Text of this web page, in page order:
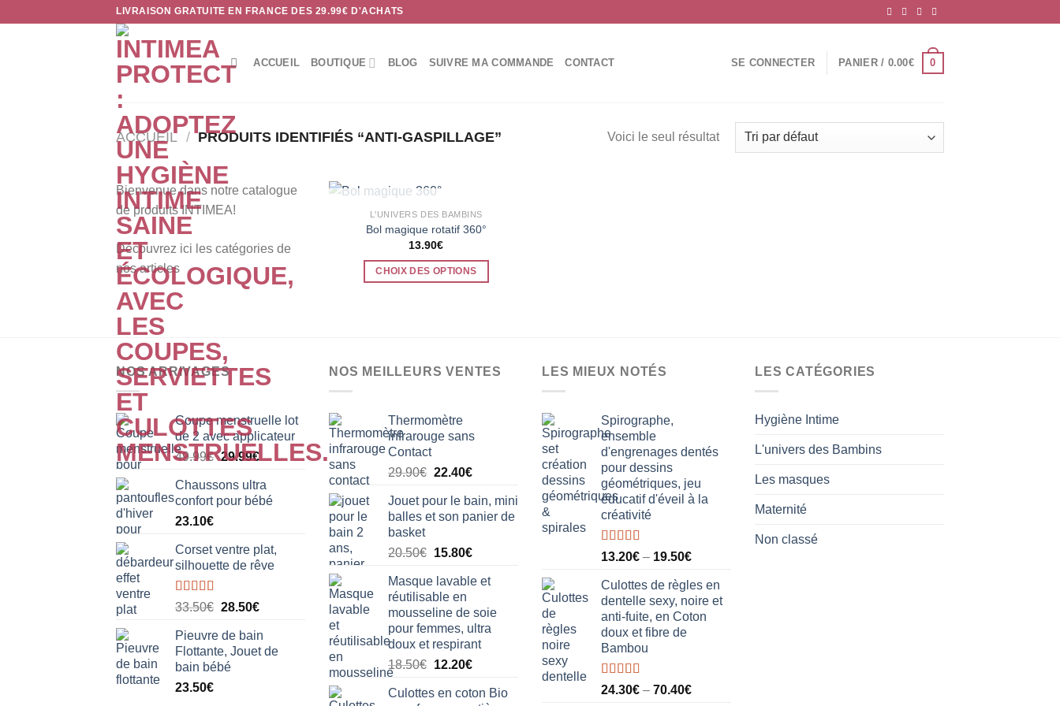
LIVRAISON GRATUITE EN FRANCE DES 29.99€ D'ACHATS
ACCUEIL BOUTIQUE BLOG SUIVRE MA COMMANDE CONTACT SE CONNECTER PANIER / 0.00€ 0
ACCUEIL / PRODUITS IDENTIFIÉS “ANTI-GASPILLAGE” Voici le seul résultat
Bienvenue dans notre catalogue
de produits INTIMEA!
Découvrez ici les catégories de
nos articles
RUPTURE DE STOCK
L'UNIVERS DES BAMBINS
Bol magique rotatif 360°
13.90€
CHOIX DES OPTIONS
peuvent
être
choisies
sur
page
NOS ARRIVAGES
Coupe menstruelle lot
de 2 avec applicateur
49.99 € Le
initial
était :
29.99€Le
actuel
est :
Chaussons ultra
confort pour bébé
23.10€
Corset ventre plat,
silhouette de rêve
Note5.00
33.50€ Le
initial
était :
33.50€.
28.50€Le
actuel
est :
Pieuvre de bain
Flottante, Jouet de
bain bébé
23.50€
NOS MEILLEURS VENTES
Thermomètre
infrarouge sans
Contact
29.90€ Le
initial
était :
22.40€Le
actuel
est :
Jouet pour le bain, mini
balles et son panier de
basket
20.50€ Le
initial
était :
20.50€.
15.80€Le
actuel
15.80€.
Masque lavable et
réutilisable en
mousseline de soie
pour femmes, ultra
doux et respirant
18.50€ Le
initial
12.20€Le
actuel
Culottes en coton Bio
LES MIEUX NOTÉS
Spirographe,
ensemble
d'engrenages dentés
pour dessins
géométriques, jeu
éducatif d'éveil à la
créativité
Note5.00
13.20€ – 19.50€
Culottes de règles en
dentelle sexy, noire et
anti-fuite, en Coton
doux et fibre de
Bambou
Note5.00
24.30€ – 70.40€
LES CATÉGORIES
Hygiène Intime
L'univers des Bambins
Les masques
Maternité
Non classé